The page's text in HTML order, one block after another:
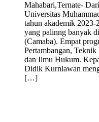
Mahabari,Ternate-
Universitas
tahun akademik 2023-
yang palinng banyak
(Camaba). Empat
Pertambangan,
dan Ilmu Hukum.
Didik Kurniawan
[…]